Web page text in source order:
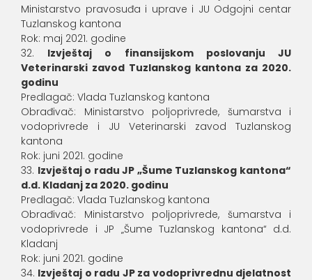
Ministarstvo pravosuđa i uprave i JU Odgojni centar
Tuzlanskog kantona
Rok: maj 2021. godine
Izvještaj o finansijskom poslovanju JU
Veterinarski zavod Tuzlanskog kantona za 2020.
godinu
Predlagač: Vlada Tuzlanskog kantona
Obrađivač: Ministarstvo poljoprivrede, šumarstva i
vodoprivrede i JU Veterinarski zavod Tuzlanskog
kantona
Rok: juni 2021. godine
Izvještaj o radu JP „Šume Tuzlanskog kantona“
d.d. Kladanj za 2020. godinu
Predlagač: Vlada Tuzlanskog kantona
Obrađivač: Ministarstvo poljoprivrede, šumarstva i
vodoprivrede i JP „Šume Tuzlanskog kantona“ d.d.
Kladanj
Rok: juni 2021. godine
Izvještaj o radu JP za vodoprivrednu djelatnost